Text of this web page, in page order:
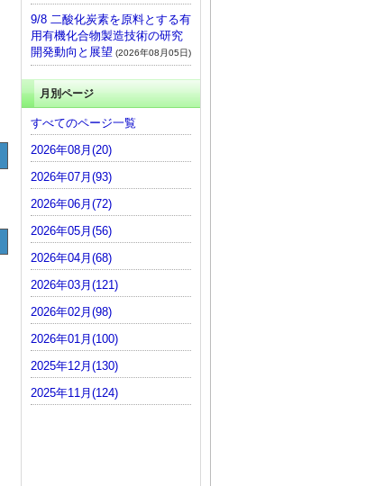
9/8 二酸化炭素を原料とする有
用有機化合物製造技術の研究
開発動向と展望 (2026年08月05日)
月別ページ
すべてのページ一覧
2026年08月(20)
2026年07月(93)
2026年06月(72)
2026年05月(56)
2026年04月(68)
2026年03月(121)
2026年02月(98)
2026年01月(100)
2025年12月(130)
2025年11月(124)